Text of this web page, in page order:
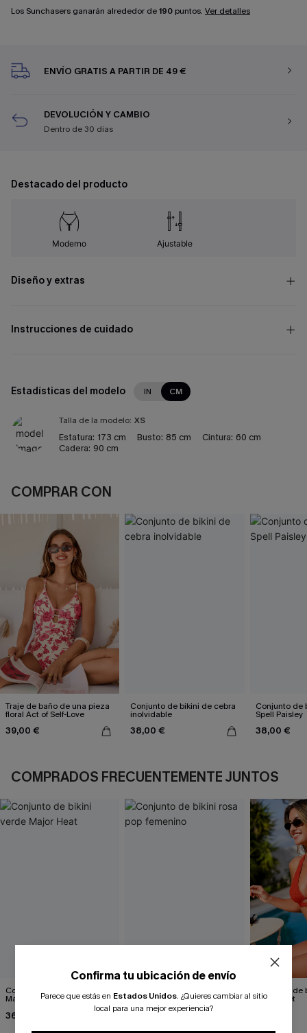
Los Sunchasers ganarán alrededor de190 puntos. Ver detalles
ENVÍO GRATIS A PARTIR DE 49 €
DEVOLUCIÓN Y CAMBIO
Dentro de 30 días
Destacado del producto
Moderno Ajustable
Diseño y extras
Instrucciones de cuidado
Estadísticas del modelo IN CM
Talla de la modelo: XS
Estatura: 173 cm Busto: 85 cm Cintura: 60 cm
Cadera: 90 cm
COMPRAR CON
Traje de baño de una pieza
floral Act of Self-Love
39,00 €
Conjunto de bikini de cebra
inolvidable
38,00 €
Conjunto de
Spell Paisley
38,00 €
COMPRADOS FRECUENTEMENTE JUNTOS
Conjunto de bikini verde
Major Heat
36,00 €
femenino
42,00 €
Conjunto
Big Secret
Confirma tu ubicación de envío
Parece que estás en Estados Unidos. ¿Quieres cambiar al sitio
local para una mejor experiencia?